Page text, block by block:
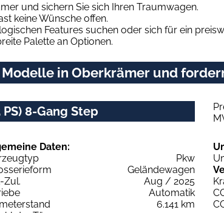
und sichern Sie sich Ihren Traumwagen.
keine Wünsche offen.
Features suchen oder sich für ein
Palette an Optionen.
in Oberkrämer und
8-Gang Step
Daten:
Pkw
Geländewagen
Zul.
Aug / 2025
Automatik
6.141 km